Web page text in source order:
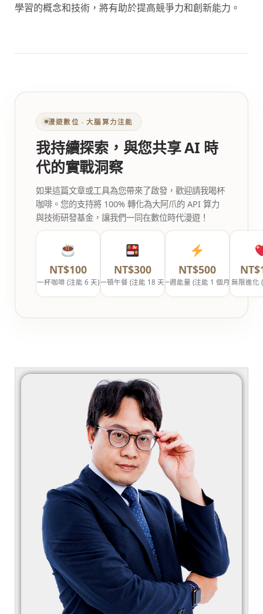
學習的概念和技術，將有助於提高競爭力和創新能力。
漫遊數位 ‧ 大腦算力注能
我持續探索，與您共享 AI 時
代的實戰洞察
如果這篇文章或工具為您帶來了啟發，歡迎請我喝杯
咖啡。您的支持將 100% 轉化為大阿爪的 API 算力
與技術研發基金，讓我們一同在數位時代漫遊！
NT$100
一杯咖啡 (注能 6 天)
NT$300
一頓午餐 (注能 18 天)
NT$500
一週能量 (注能 1 個月)無限進化